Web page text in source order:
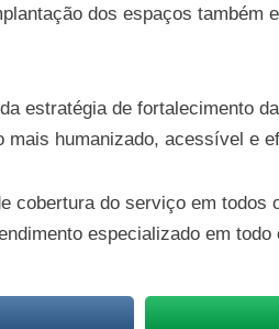
dos espaços
estratégia de fortalecimento
humanizado, acessível e
cobertura do serviço em
especializado em todo